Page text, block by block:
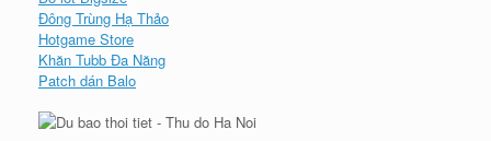
Đông Trùng Hạ Thảo
Hotgame Store
Khăn Tubb Đa Năng
Patch dán Balo